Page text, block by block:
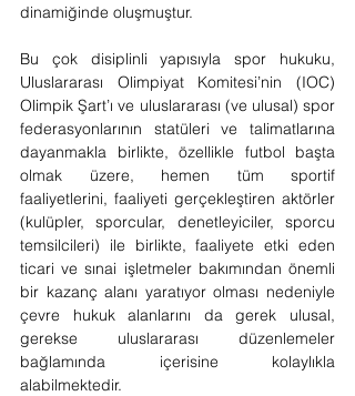
dinamiğinde oluşmuştur.
Bu çok disiplinli yapısıyla spor hukuku,
Uluslararası Olimpiyat Komitesi’nin (IOC)
Olimpik Şart’ı ve uluslararası (ve ulusal) spor
federasyonlarının statüleri ve talimatlarına
dayanmakla birlikte, özellikle futbol başta
olmak üzere, hemen tüm sportif
faaliyetlerini, faaliyeti gerçekleştiren aktörler
(kulüpler, sporcular, denetleyiciler, sporcu
temsilcileri) ile birlikte, faaliyete etki eden
ticari ve sınai işletmeler bakımından önemli
bir kazanç alanı yaratıyor olması nedeniyle
çevre hukuk alanlarını da gerek ulusal,
gerekse uluslararası düzenlemeler
bağlamında içerisine kolaylıkla
alabilmektedir.